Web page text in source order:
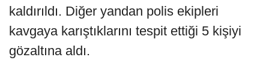
kaldırıldı. Diğer yandan polis ekipleri
kavgaya karıştıklarını tespit ettiği 5 kişiyi
gözaltına aldı.